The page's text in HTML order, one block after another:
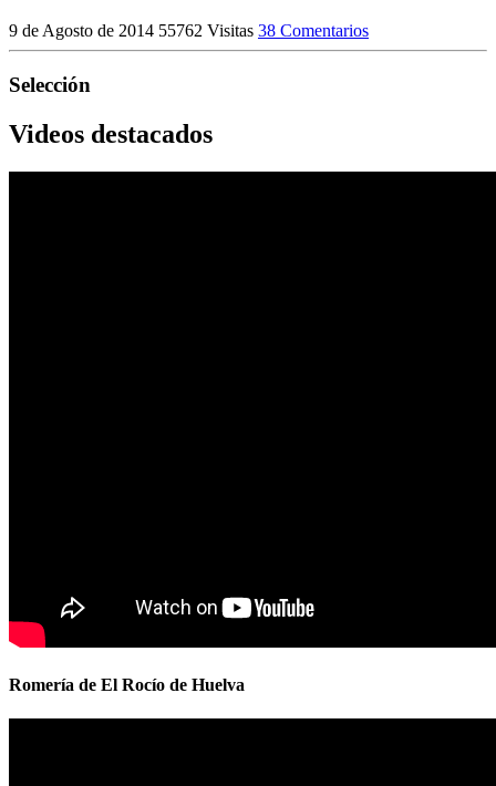
9 de Agosto de 2014 55762 Visitas 38 Comentarios
Selección
Videos destacados
Romería de El Rocío de Huelva